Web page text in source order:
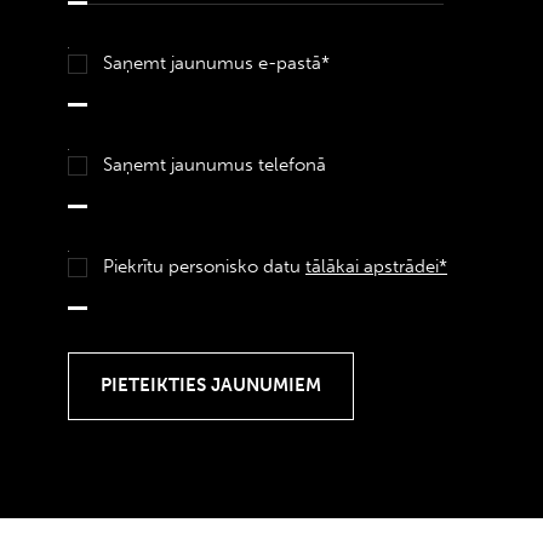
Saņemt jaunumus e-pastā*
Saņemt jaunumus telefonā
Piekrītu personisko datu tālākai apstrādei*